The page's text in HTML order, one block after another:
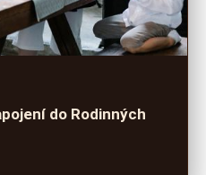
do Rodinných